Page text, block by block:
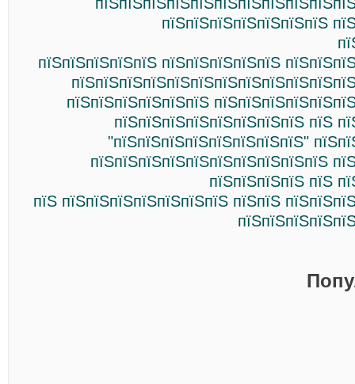
пїЅпїЅпїЅпїЅпїЅпїЅпїЅ
пїЅпїЅпїЅпїЅпїЅ пїЅпїЅпїЅпїЅпїЅ
пїЅпїЅпїЅпїЅпїЅпїЅ
пїЅпїЅпїЅпїЅпїЅпїЅпїЅпїЅ пїЅ
"пїЅпїЅпїЅпїЅпїЅпїЅпїЅпїЅ"
пїЅпїЅпїЅпїЅпїЅпїЅпїЅпїЅпїЅпїЅ
пїЅпїЅпїЅпїЅ пїЅ
пїЅ пїЅпїЅпїЅпїЅпїЅпїЅпїЅ пїЅпїЅ